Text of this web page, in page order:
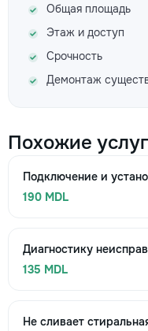
Общая площадь
Этаж и доступ
Срочность
Демонтаж
Похожие
Подключение и
190 MDL
Диагностику
135 MDL
Не сливает